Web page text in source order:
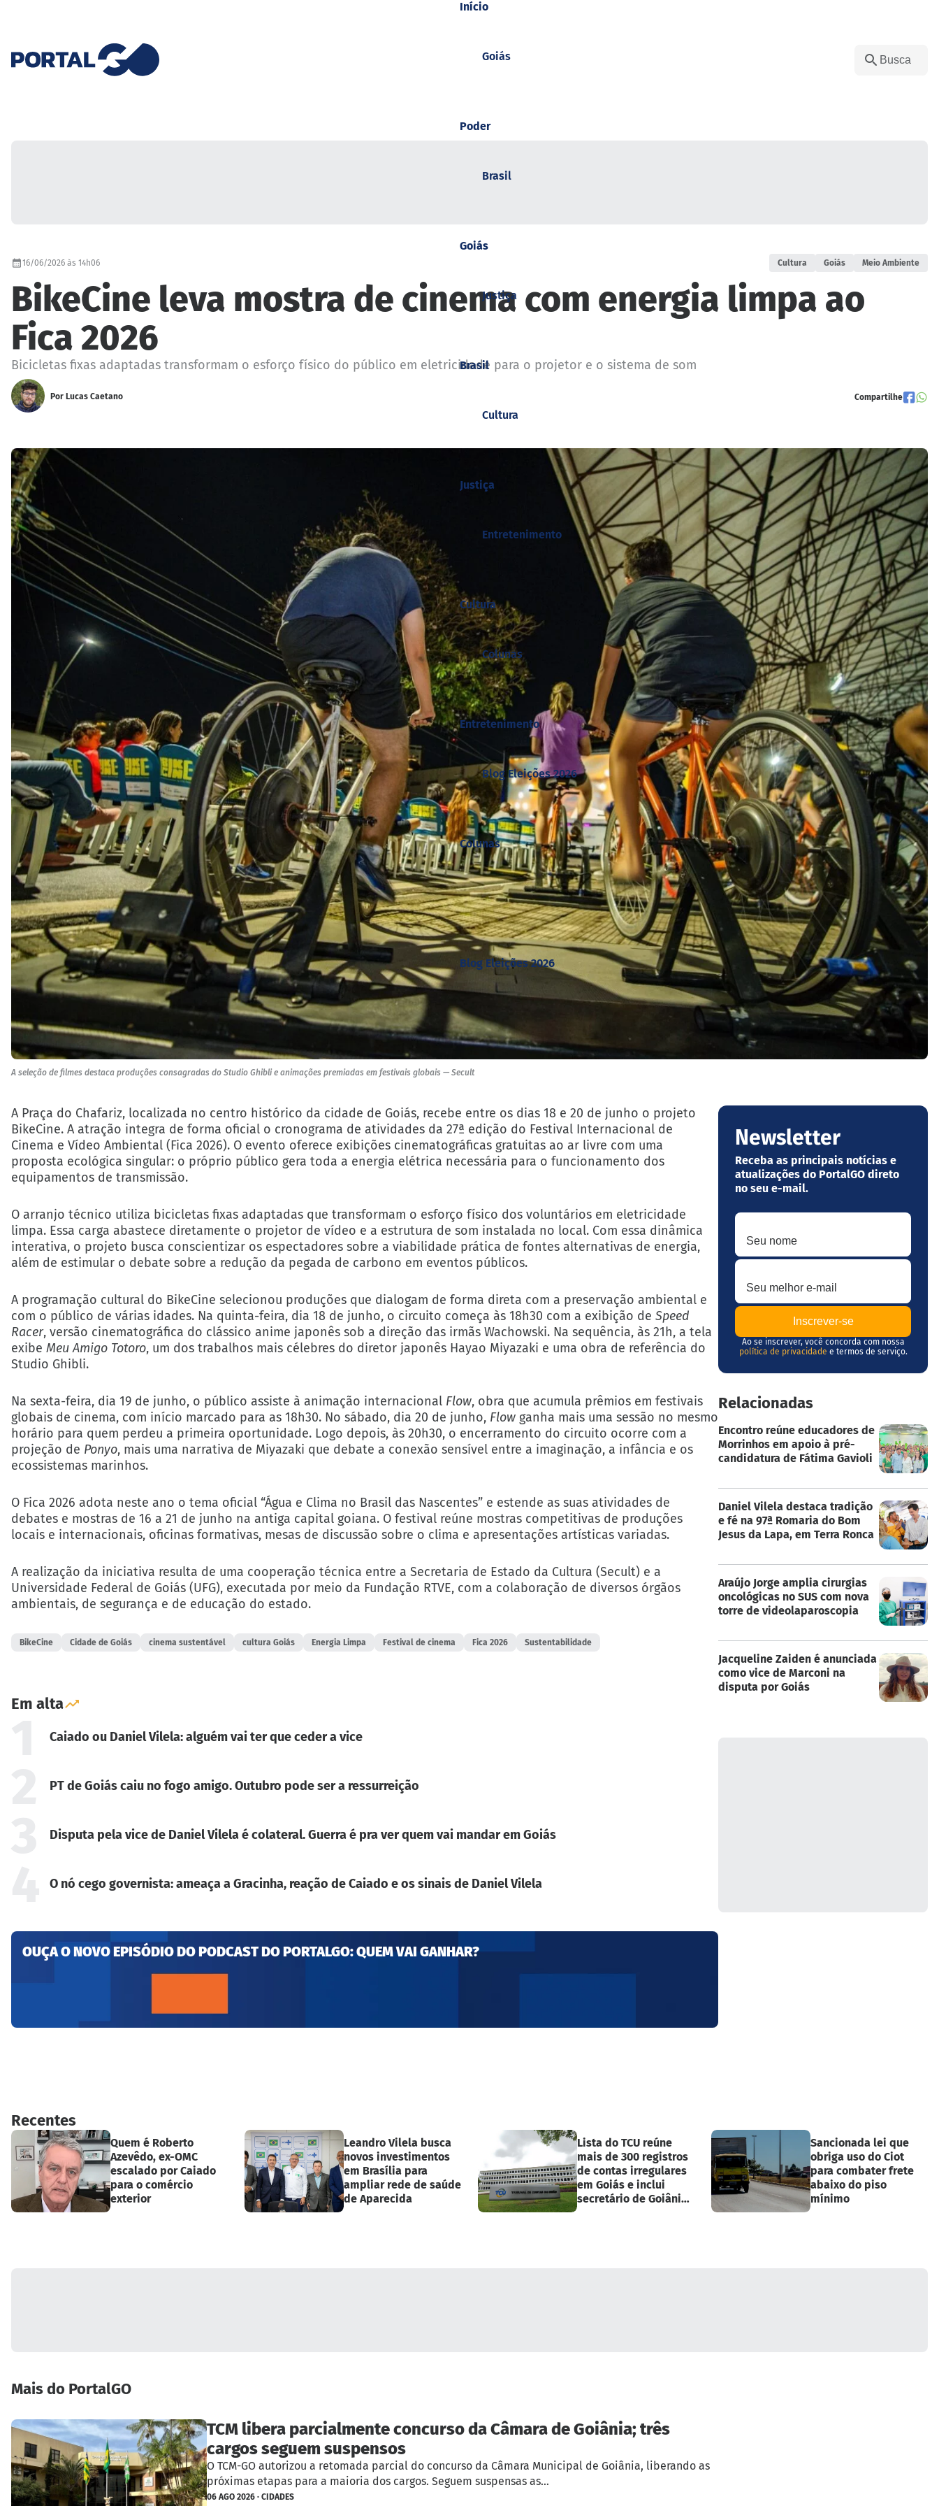
Goiás
Brasil
Justiça
Cultura
Entretenimento
Colunas
Blog Eleições 2026
Início
Poder
Goiás
Brasil
Justiça
Cultura
Entretenimento
Colunas
Blog Eleições 2026
16/06/2026 às 14h06 Cultura Goiás Meio Ambiente
BikeCine leva mostra de cinema com energia limpa ao
Fica 2026
Bicicletas fixas adaptadas transformam o esforço físico do público em eletricidade para o projetor e o sistema de som
Por Lucas Caetano Compartilhe
A seleção de filmes destaca produções consagradas do Studio Ghibli e animações premiadas em festivais globais — Secult
A Praça do Chafariz, localizada no centro histórico da cidade de Goiás, recebe entre os dias 18 e 20 de junho o projeto
BikeCine. A atração integra de forma oficial o cronograma de atividades da 27ª edição do Festival Internacional de
Cinema e Vídeo Ambiental (Fica 2026). O evento oferece exibições cinematográficas gratuitas ao ar livre com uma
proposta ecológica singular: o próprio público gera toda a energia elétrica necessária para o funcionamento dos
equipamentos de transmissão.
O arranjo técnico utiliza bicicletas fixas adaptadas que transformam o esforço físico dos voluntários em eletricidade
limpa. Essa carga abastece diretamente o projetor de vídeo e a estrutura de som instalada no local. Com essa dinâmica
interativa, o projeto busca conscientizar os espectadores sobre a viabilidade prática de fontes alternativas de energia,
além de estimular o debate sobre a redução da pegada de carbono em eventos públicos.
A programação cultural do BikeCine selecionou produções que dialogam de forma direta com a preservação ambiental e
com o público de várias idades. Na quinta-feira, dia 18 de junho, o circuito começa às 18h30 com a exibição de Speed
Racer, versão cinematográfica do clássico anime japonês sob a direção das irmãs Wachowski. Na sequência, às 21h, a tela
exibe Meu Amigo Totoro, um dos trabalhos mais célebres do diretor japonês Hayao Miyazaki e uma obra de referência do
Studio Ghibli.
Na sexta-feira, dia 19 de junho, o público assiste à animação internacional Flow, obra que acumula prêmios em festivais
globais de cinema, com início marcado para as 18h30. No sábado, dia 20 de junho, Flow ganha mais uma sessão no mesmo
horário para quem perdeu a primeira oportunidade. Logo depois, às 20h30, o encerramento do circuito ocorre com a
projeção de Ponyo, mais uma narrativa de Miyazaki que debate a conexão sensível entre a imaginação, a infância e os
ecossistemas marinhos.
O Fica 2026 adota neste ano o tema oficial “Água e Clima no Brasil das Nascentes” e estende as suas atividades de
debates e mostras de 16 a 21 de junho na antiga capital goiana. O festival reúne mostras competitivas de produções
locais e internacionais, oficinas formativas, mesas de discussão sobre o clima e apresentações artísticas variadas.
A realização da iniciativa resulta de uma cooperação técnica entre a Secretaria de Estado da Cultura (Secult) e a
Universidade Federal de Goiás (UFG), executada por meio da Fundação RTVE, com a colaboração de diversos órgãos
ambientais, de segurança e de educação do estado.
BikeCine Cidade de Goiás cinema sustentável cultura Goiás Energia Limpa Festival de cinema Fica 2026 Sustentabilidade
Em alta
Caiado ou Daniel Vilela: alguém vai ter que ceder a vice
PT de Goiás caiu no fogo amigo. Outubro pode ser a ressurreição
Disputa pela vice de Daniel Vilela é colateral. Guerra é pra ver quem vai mandar em Goiás
O nó cego governista: ameaça a Gracinha, reação de Caiado e os sinais de Daniel Vilela
OUÇA O NOVO EPISÓDIO DO PODCAST DO PORTALGO: QUEM VAI GANHAR?
Newsletter
Receba as principais notícias e
atualizações do PortalGO direto
no seu e-mail.
Seu nome
Seu melhor e-mail
Ao se inscrever, você concorda com nossa
política de privacidade e termos de serviço.
Relacionadas
Encontro reúne educadores de
Morrinhos em apoio à pré-
candidatura de Fátima Gavioli
Daniel Vilela destaca tradição
e fé na 97ª Romaria do Bom
Jesus da Lapa, em Terra Ronca
Araújo Jorge amplia cirurgias
oncológicas no SUS com nova
torre de videolaparoscopia
Jacqueline Zaiden é anunciada
como vice de Marconi na
disputa por Goiás
Recentes
Quem é Roberto
Azevêdo, ex-OMC
escalado por Caiado
para o comércio
exterior
Leandro Vilela busca
novos investimentos
em Brasília para
ampliar rede de saúde
de Aparecida
Lista do TCU reúne
mais de 300 registros
de contas irregulares
em Goiás e inclui
secretário de Goiânia
Sancionada lei que
obriga uso do Ciot
para combater frete
abaixo do piso
mínimo
Mais do PortalGO
TCM libera parcialmente concurso da Câmara de Goiânia; três
cargos seguem suspensos
O TCM-GO autorizou a retomada parcial do concurso da Câmara Municipal de Goiânia, liberando as
próximas etapas para a maioria dos cargos. Seguem suspensas as…
06 AGO 2026 · CIDADES